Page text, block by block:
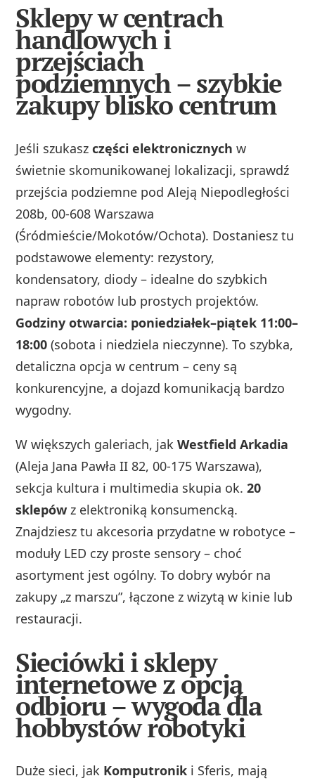
Sklepy w centrach
handlowych i
przejściach
podziemnych – szybkie
zakupy blisko centrum
Jeśli szukaszczęści elektronicznych w
świetnie skomunikowanej lokalizacji, sprawdź
przejścia podziemne pod Aleją Niepodległości
208b, 00-608 Warszawa
(Śródmieście/Mokotów/Ochota). Dostaniesz tu
podstawowe elementy: rezystory,
kondensatory, diody – idealne do szybkich
napraw robotów lub prostych projektów.
Godziny otwarcia: poniedziałek–piątek 11:00–
18:00 (sobota i niedziela nieczynne). To szybka,
detaliczna opcja w centrum – ceny są
konkurencyjne, a dojazd komunikacją bardzo
wygodny.
W większych galeriach, jakWestfield Arkadia
(Aleja Jana Pawła II 82, 00-175 Warszawa),
sekcja kultura i multimedia skupia ok.20
sklepów z elektroniką konsumencką.
Znajdziesz tu akcesoria przydatne w robotyce –
moduły LED czy proste sensory – choć
asortyment jest ogólny. To dobry wybór na
zakupy „z marszu”, łączone z wizytą w kinie lub
restauracji.
Sieciówki i sklepy
internetowe z opcją
odbioru – wygoda dla
hobbystów robotyki
Duże sieci, jak Komputronik i Sferis, mają